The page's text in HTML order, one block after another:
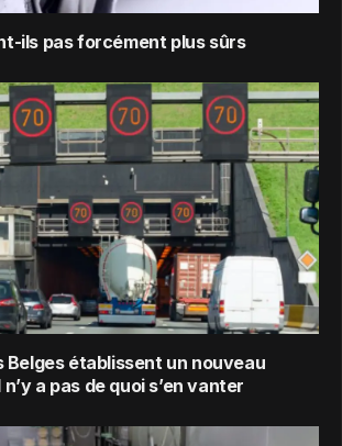
ils pas forcément plus sûrs
Belges établissent un nouveau
a pas de quoi s’en vanter